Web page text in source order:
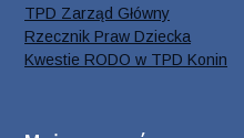
TPD Zarząd Główny
Rzecznik Praw Dziecka
Kwestie RODO w TPD Konin